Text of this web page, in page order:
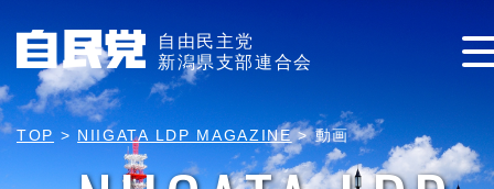
自由民主党
新潟県支部連合会
TOP > NIIGATA LDP MAGAZINE>動画